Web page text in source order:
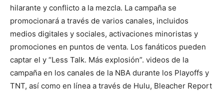
hilarante y conflicto a la mezcla. La campaña se
promocionará a través de varios canales, incluidos
medios digitales y sociales, activaciones minoristas y
promociones en puntos de venta. Los fanáticos pueden
captar el y “Less Talk. Más explosión”. videos de la
campaña en los canales de la NBA durante los Playoffs y
TNT, así como en línea a través de Hulu, Bleacher Report